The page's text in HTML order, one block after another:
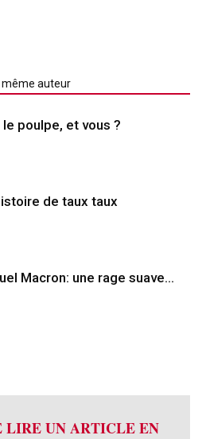
même auteur
le poulpe, et vous ?
de taux taux
Macron: une rage suave…
LIRE UN ARTICLE EN